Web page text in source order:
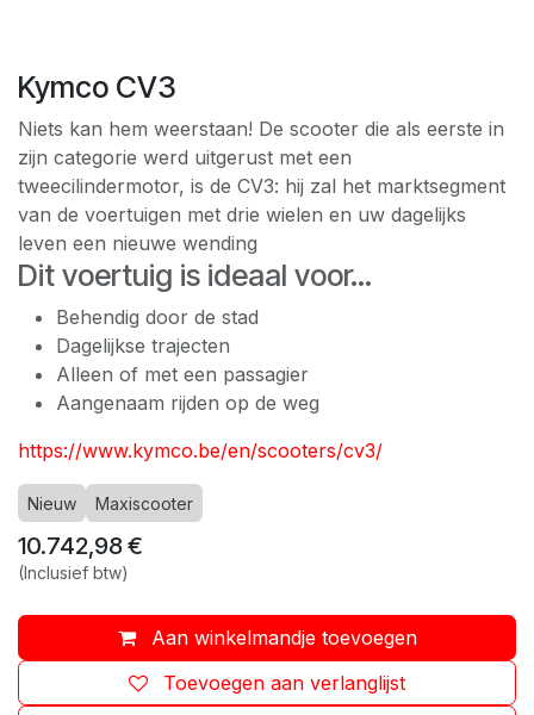
Kymco CV3
Niets kan hem weerstaan! De scooter die als eerste in
zijn categorie werd uitgerust met een
tweecilindermotor, is de CV3: hij zal het marktsegment
van de voertuigen met drie wielen en uw dagelijks
leven een nieuwe wending
Dit voertuig is ideaal voor...
Behendig door de stad
Dagelijkse trajecten
Alleen of met een passagier
Aangenaam rijden op de weg
https://www.kymco.be/en/scooters/cv3/
Nieuw Maxiscooter
10.742,98€
(Inclusief btw)
Aan winkelmandje toevoegen
Toevoegen aan verlanglijst